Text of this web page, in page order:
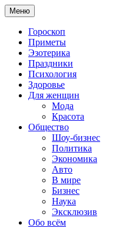
Меню
Гороскоп
Приметы
Эзотерика
Праздники
Психология
Здоровье
Для женщин
Мода
Красота
Общество
Шоу-бизнес
Политика
Экономика
Авто
В мире
Бизнес
Наука
Эксклюзив
Обо всём